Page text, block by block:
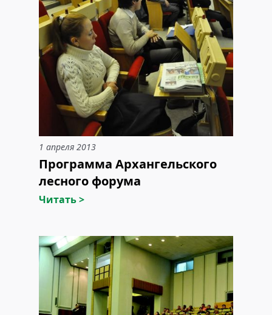
1 апреля 2013
Программа Архангельского
лесного форума
Читать >